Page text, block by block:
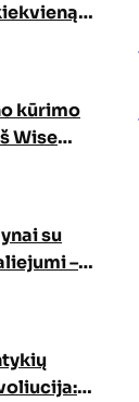
kūrimo
Wise
su
–
genialus